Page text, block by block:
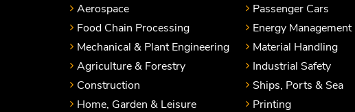
Aerospace
Food Chain Processing
Mechanical & Plant Engineering
Agriculture & Forestry
Construction
Home, Garden & Leisure
Passenger Cars
Energy Management
Material Handling
Industrial Safety
Ships, Ports & Sea
Printing